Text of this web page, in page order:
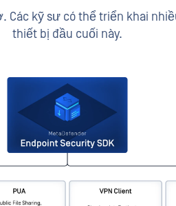
Các kỹ sư có thể triển khai
thiết bị đầu cuối này.